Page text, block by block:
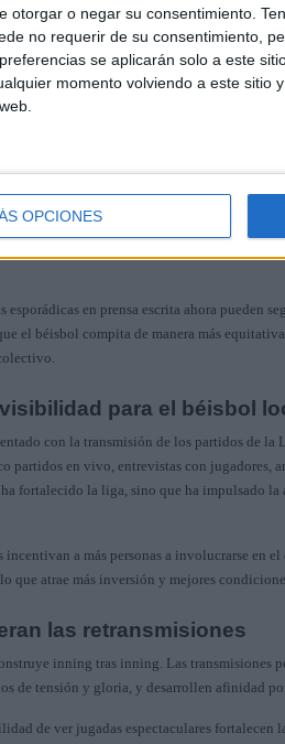
otorgar o negar su consentimiento.
no requerir de su consentimiento,
se aplicarán solo a este
momento volviendo a este sitio
OPCIONES
quizá antes no tenían relación directa con
del béisbol más allá de su zona histórica
en la expansión
regiones del país, ha sido sin duda la
suscripción y las plataformas digitales han
dispositivo con conexión a internet, lo que
y los servicios de streaming también han
colombianos, programas
en prensa escrita ahora pueden
el béisbol compita de manera más
para el béisbol
con la transmisión de los partidos de la
partidos en vivo, entrevistas con jugadores,
fortalecido la liga, sino que ha impulsado la
a más personas a involucrarse en
atrae más inversión y mejores
las retransmisiones
inning tras inning. Las transmisiones
de tensión y gloria, y desarrollen afinidad
de ver jugadas espectaculares fortalecen